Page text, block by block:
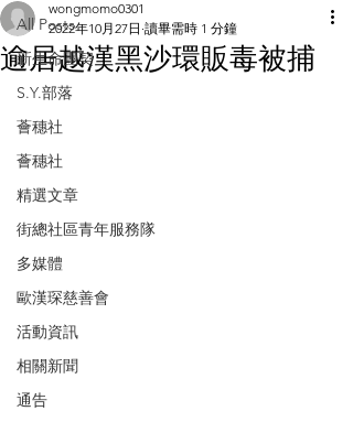
All Posts
新生命團契
S.Y.部落
薈穗社
薈穗社
精選文章
街總社區青年服務隊
多媒體
歐漢琛慈善會
活動資訊
相關新聞
通告
逾居越漢黑沙環販毒被捕
wongmomo0301
2022年10月27日 讀畢需時 1 分鐘